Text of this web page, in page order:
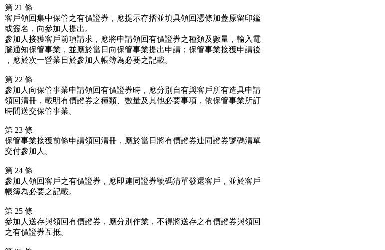
第 21 條
客戶領回集中保管之有價證券，應提示存摺並填具領回憑條加蓋原留印鑑
或簽名，向參加人提出。
參加人接獲客戶前項請求，應將申請領回有價證券之種類及數量，輸入電
腦通知保管事業，並應於當日向保管事業提出申請；保管事業接獲申請後
，應於次一營業日於參加人帳簿為必要之記載。
第 22 條
參加人向保管事業申請領回有價證券時，應分別自有與客戶所有造具申請
領回清冊，載明有價證券之種類、數量及其他必要事項，依保管事業所訂
時間送交保管事業。
第 23 條
保管事業接獲前條申請領回清冊，應於當日將有價證券連同證券號碼清單
交付參加人。
第 24 條
參加人領回客戶之有價證券，應即連同證券號碼清單發還客戶，並於客戶
帳簿為必要之記載。
第 25 條
參加人送存與領回有價證券，應分別作業，不得將送存之有價證券與領回
之有價證券互抵。